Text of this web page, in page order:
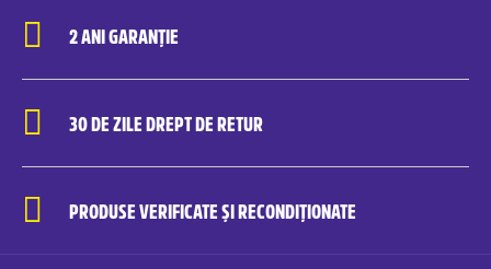
2 ANI GARANȚIE
30 DE ZILE DREPT DE RETUR
PRODUSE VERIFICATE ȘI RECONDIȚIONATE